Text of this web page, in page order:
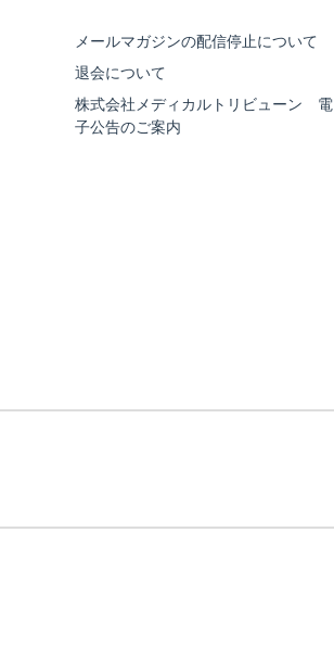
メールマガジンの配信停止について
退会について
株式会社メディカルトリビューン 電
子公告のご案内